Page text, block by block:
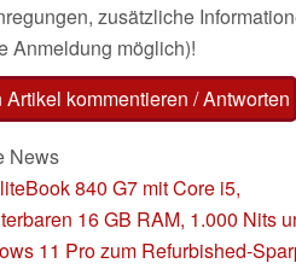
zusätzliche
Anmeldung möglich)!
Artikel kommentieren / Antworten
News
840 G7 mit Core i5,
16 GB RAM, 1.000 Nits
11 Pro zum Refurbished-